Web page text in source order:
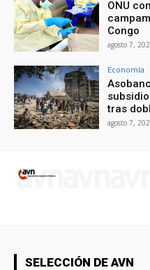
ONU
Congo
agosto 7,
Economía
tras
agosto 7,
SELECCIÓN DE AVN